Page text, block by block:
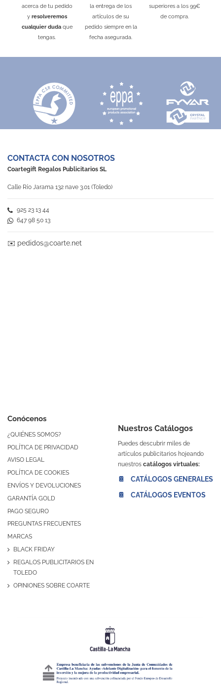
acerca de tu pedido
y resolveremos
cualquier dudaque
tengas.
la entrega de los
artículos de su
pedido siempre en la
fecha asegurada.
superiores a los 99€
de compra.
Conócenos
¿QUIÉNES SOMOS?
POLÍTICA DE PRIVACIDAD
AVISO LEGAL
POLÍTICA DE COOKIES
ENVÍOS Y DEVOLUCIONES
GARANTÍA GOLD
PAGO SEGURO
PREGUNTAS FRECUENTES
MARCAS
BLACK FRIDAY
REGALOS PUBLICITARIOS EN
TOLEDO
OPINIONES SOBRE COARTE
Nuestros Catálogos
Puedes descubrir miles de
artículos publicitarios hojeando
nuestros catálogos virtuales:
📔 CATÁLOGOS GENERALES
📔 CATÁLOGOS EVENTOS
CONTACTA CON NOSOTROS
Coartegift Regalos Publicitarios SL
Calle Río Jarama 132 nave 3.01 (Toledo)
925 23 13 44
647 98 50 13
✉️ pedidos@coarte.net